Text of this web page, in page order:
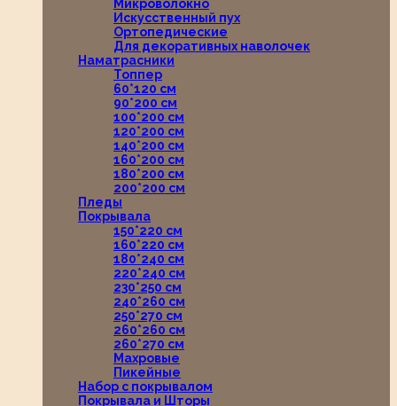
Микроволокно
Искусственный пух
Ортопедические
Для декоративных наволочек
Наматрасники
Топпер
60*120 см
90*200 см
100*200 см
120*200 см
140*200 см
160*200 см
180*200 см
200*200 см
Пледы
Покрывала
150*220 см
160*220 см
180*240 см
220*240 см
230*250 см
240*260 см
250*270 см
260*260 см
260*270 см
Махровые
Пикейные
Набор с покрывалом
Покрывала и Шторы